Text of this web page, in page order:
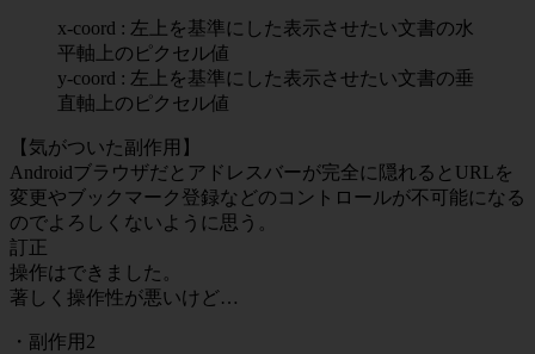
x-coord : 左上を基準にした表示させたい文書の水
平軸上のピクセル値
y-coord : 左上を基準にした表示させたい文書の垂
直軸上のピクセル値
【気がついた副作用】
Androidブラウザだとアドレスバーが完全に隠れるとURLを
変更やブックマーク登録などのコントロールが不可能になる
のでよろしくないように思う。
訂正
操作はできました。
著しく操作性が悪いけど…
・副作用2